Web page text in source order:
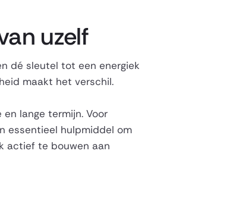
uzelf
dé sleutel tot een energiek
maakt het verschil.
lange termijn. Voor
essentieel hulpmiddel om
actief te bouwen aan